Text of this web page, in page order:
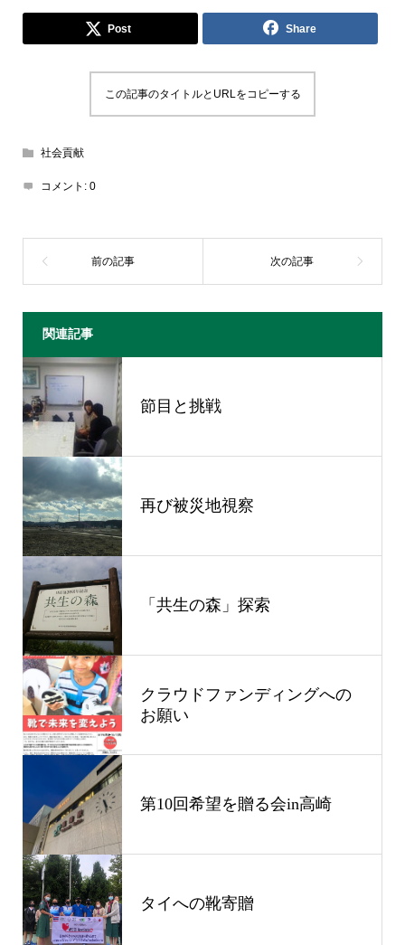
Post Share
この記事のタイトルとURLをコピーする
社会貢献
コメント: 0
関連記事
節目と挑戦
再び被災地視察
「共生の森」探索
クラウドファンディングへの
お願い
第10回希望を贈る会in高崎
タイへの靴寄贈